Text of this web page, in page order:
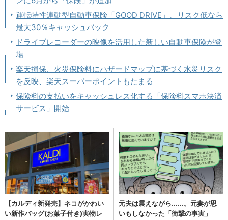
運転特性連動型自動車保険「GOOD DRIVE」、リスク低なら
最大30％キャッシュバック
ドライブレコーダーの映像を活用した新しい自動車保険が登
場
楽天損保、火災保険料にハザードマップに基づく水災リスク
を反映、楽天スーパーポイントもたまる
保険料の支払いをキャッシュレス化する「保険料スマホ決済
サービス」開始